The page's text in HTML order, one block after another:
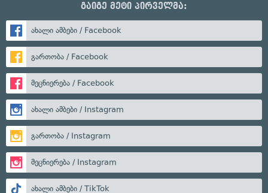
გაიგე მეტი პირველმა:
ახალი ამბები / Facebook
გართობა / Facebook
მეცნიერება / Facebook
ახალი ამბები / Instagram
გართობა / Instagram
მეცნიერება / Instagram
ახალი ამბები / TikTok